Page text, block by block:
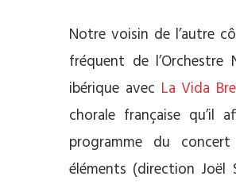
Notre voisin de l’autre
fréquent de
ibérique avec La Vida
chorale française qu’il
programme du
éléments (direction Joël